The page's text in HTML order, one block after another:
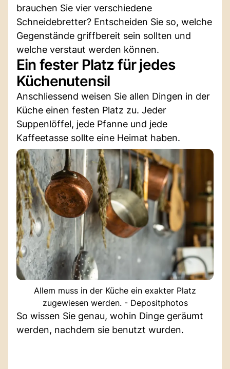
brauchen Sie vier verschiedene
Schneidebretter? Entscheiden Sie so, welche
Gegenstände griffbereit sein sollten und
welche verstaut werden können.
Ein fester Platz für jedes
Küchenutensil
Anschliessend weisen Sie allen Dingen in der
Küche einen festen Platz zu. Jeder
Suppenlöffel, jede Pfanne und jede
Kaffeetasse sollte eine Heimat haben.
Allem muss in der Küche ein exakter Platz
zugewiesen werden. - Depositphotos
So wissen Sie genau, wohin Dinge geräumt
werden, nachdem sie benutzt wurden.